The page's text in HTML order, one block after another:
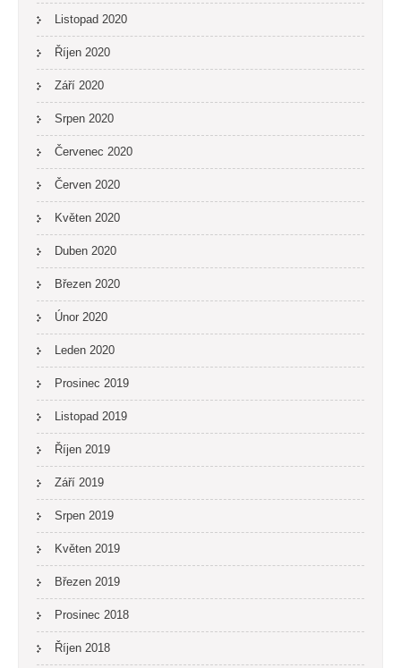
Listopad 2020
Říjen 2020
Září 2020
Srpen 2020
Červenec 2020
Červen 2020
Květen 2020
Duben 2020
Březen 2020
Únor 2020
Leden 2020
Prosinec 2019
Listopad 2019
Říjen 2019
Září 2019
Srpen 2019
Květen 2019
Březen 2019
Prosinec 2018
Říjen 2018